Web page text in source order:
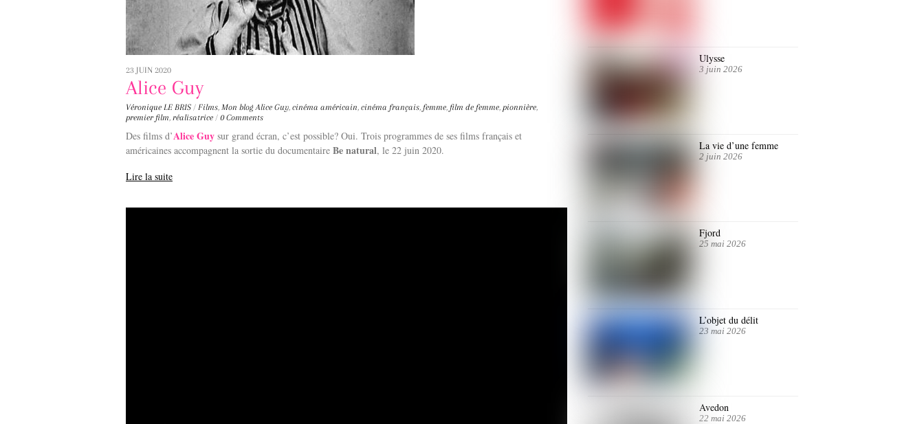
23 JUIN 2020
Alice Guy
Véronique LE BRIS / Films, Mon blog Alice Guy, cinéma américain, cinéma français, femme, film de femme, pionnière,
premier film, réalisatrice / 0 Comments
Des films d’Alice Guy sur grand écran, c’est possible? Oui. Trois programmes de ses films français et
américaines accompagnent la sortie du documentaire Be natural, le 22 juin 2020.
Lire la suite
Ulysse
3 juin 2026
La vie d’une femme
2 juin 2026
Fjord
25 mai 2026
L’objet du délit
23 mai 2026
Avedon
22 mai 2026